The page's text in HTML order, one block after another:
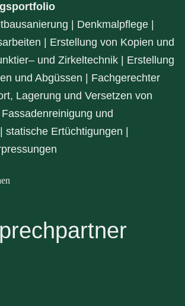
| Denkmalpflege |
| Erstellung von Kopien und
und Zirkeltechnik | Erstellung
und Abgüssen | Fachgerechter
Lagerung und Versetzen von
und
statische Ertüchtigungen |